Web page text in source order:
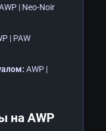
| Neo-Noir
| PAW
AWP |
на AWP